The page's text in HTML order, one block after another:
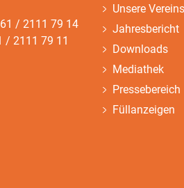
/ 2111 79 14
/ 2111 79 11
Unsere
Jahresbericht
Downloads
Mediathek
Pressebereich
Füllanzeigen